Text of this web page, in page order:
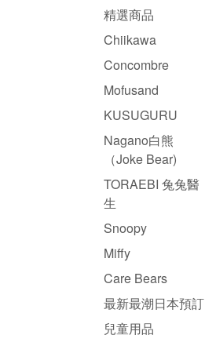
精選商品
Chiikawa
Concombre
Mofusand
KUSUGURU
Nagano白熊
（Joke Bear)
TORAEBI 兔兔醫
生
Snoopy
Miffy
Care Bears
最新最潮日本預訂
兒童用品